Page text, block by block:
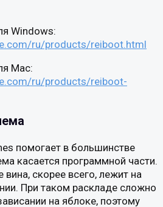
Windows:
ru/products/reiboot.html
Mac:
ru/products/reiboot-
помогает в большинстве
касается программной части.
скорее всего, лежит на
При таком раскладе сложно
на яблоке, поэтому